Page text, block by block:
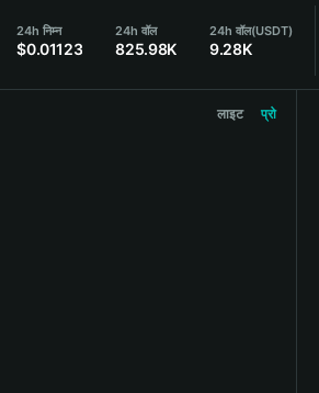
24h निम्न
$0.01123
24h वॉल
825.98K
24h वॉल(USDT)
9.28K
लाइट प्रो